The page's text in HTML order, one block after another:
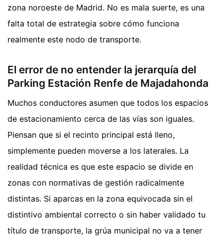
zona noroeste de Madrid. No es mala suerte, es una
falta total de estrategia sobre cómo funciona
realmente este nodo de transporte.
El error de no entender la jerarquía del
Parking Estación Renfe de Majadahonda
Muchos conductores asumen que todos los espacios
de estacionamiento cerca de las vías son iguales.
Piensan que si el recinto principal está lleno,
simplemente pueden moverse a los laterales. La
realidad técnica es que este espacio se divide en
zonas con normativas de gestión radicalmente
distintas. Si aparcas en la zona equivocada sin el
distintivo ambiental correcto o sin haber validado tu
título de transporte, la grúa municipal no va a tener